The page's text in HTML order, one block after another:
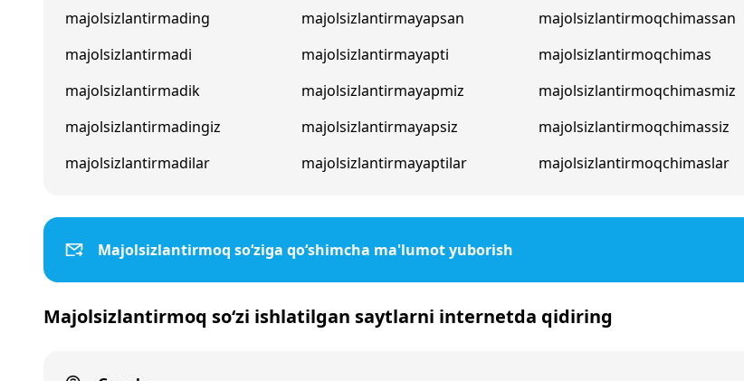
majolsizlantirmading
majolsizlantirmadi
majolsizlantirmadik
majolsizlantirmadingiz
majolsizlantirmadilar
majolsizlantirmayapsan
majolsizlantirmayapti
majolsizlantirmayapmiz
majolsizlantirmayapsiz
majolsizlantirmayaptilar
majolsizlantirmoqchimassan
majolsizlantirmoqchimas
majolsizlantirmoqchimasmiz
majolsizlantirmoqchimassiz
majolsizlantirmoqchimaslar
Majolsizlantirmoq so‘ziga qo‘shimcha ma'lumot yuborish
Majolsizlantirmoq so‘zi ishlatilgan saytlarni internetda qidiring